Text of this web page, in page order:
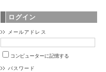
ログイン
メールアドレス
コンピューターに記憶する
パスワード